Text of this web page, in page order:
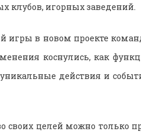
клубов, игорных заведений.
игры в новом проекте
коснулись, как
действия и
своих целей можно только